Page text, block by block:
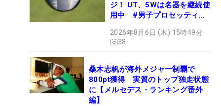
ジ！ UT、5Wは名器を継続使
用中 #男子プロセッティン
2026年8月6日 (木) 15時49分
38
桑木志帆が海外メジャー制覇で
800pt獲得 実質のトップ独走状態
に【メルセデス・ランキング番外
編】